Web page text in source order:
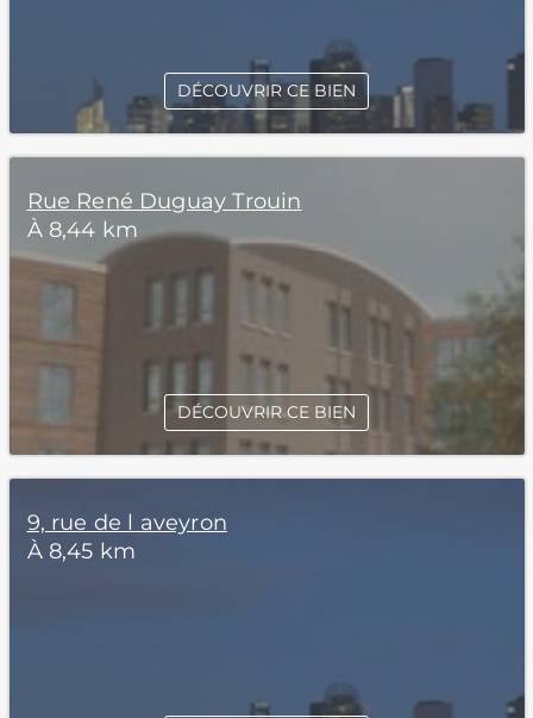
DÉCOUVRIR CE BIEN
Rue René Duguay Trouin
À 8,44 km
DÉCOUVRIR CE BIEN
9, rue de l aveyron
À 8,45 km